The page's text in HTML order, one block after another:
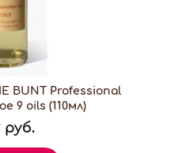
BUNT Professional
9 oils (110мл)
руб.